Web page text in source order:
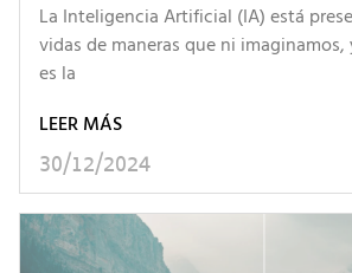
La Inteligencia Artificial (IA) está
vidas de maneras que ni
es la
LEER MÁS
30/12/2024